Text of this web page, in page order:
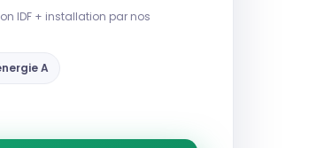
IDF + installation par nos
A